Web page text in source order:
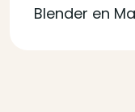
Blender en